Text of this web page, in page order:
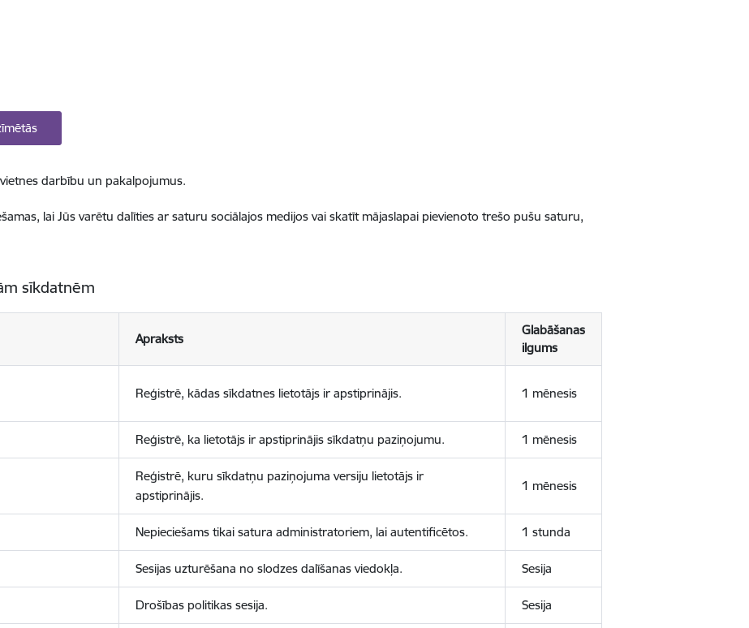
darbību un pakalpojumus.
lai Jūs varētu dalīties ar saturu sociālajos medijos vai skatīt mājaslapai pievienoto trešo pušu saturu,
sīkdatnēm
Apraksts
Glabāšanas
ilgums
Reģistrē, kādas sīkdatnes lietotājs ir apstiprinājis. 1 mēnesis
Reģistrē, ka lietotājs ir apstiprinājis sīkdatņu paziņojumu. 1 mēnesis
Reģistrē, kuru sīkdatņu paziņojuma versiju lietotājs ir
apstiprinājis.
1 mēnesis
Nepieciešams tikai satura administratoriem, lai autentificētos. 1 stunda
Sesijas uzturēšana no slodzes dalīšanas viedokļa. Sesija
Drošības politikas sesija. Sesija